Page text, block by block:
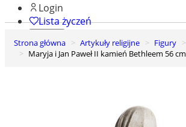
Login
Lista życzeń
0
Koszyk
Strona główna Artykuły religijne Figury
Maryja i Jan Paweł II kamień Bethleem 56 cm